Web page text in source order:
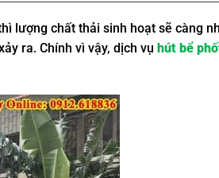
lượng chất thải sinh hoạt sẽ càng
ra. Chính vì vậy, dịch vụ hút bể